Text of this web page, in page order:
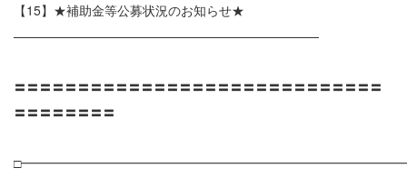
【15】★補助金等公募状況のお知らせ★
————————————————————————
〓〓〓〓〓〓〓〓〓〓〓〓〓〓〓〓〓〓〓〓〓〓〓〓〓〓〓〓〓
〓〓〓〓〓〓〓〓